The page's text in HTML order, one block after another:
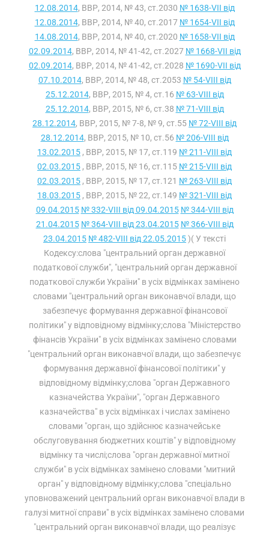
12.08.2014, ВВР, 2014, № 43, ст.2030 № 1638-VII від
12.08.2014, ВВР, 2014, № 40, ст.2017 № 1654-VII від
14.08.2014, ВВР, 2014, № 40, ст.2020 № 1658-VII від
02.09.2014, ВВР, 2014, № 41-42, ст.2027 № 1668-VII від
02.09.2014, ВВР, 2014, № 41-42, ст.2028 № 1690-VII від
07.10.2014, ВВР, 2014, № 48, ст.2053 № 54-VIII від
25.12.2014, ВВР, 2015, № 4, ст.16 № 63-VIII від
25.12.2014, ВВР, 2015, № 6, ст.38 № 71-VIII від
28.12.2014, ВВР, 2015, № 7-8, № 9, ст.55 № 72-VIII від
28.12.2014, ВВР, 2015, № 10, ст.56 № 206-VIII від
13.02.2015 , ВВР, 2015, № 17, ст.119 № 211-VIII від
02.03.2015 , ВВР, 2015, № 16, ст.115 № 215-VIII від
02.03.2015 , ВВР, 2015, № 17, ст.121 № 263-VIII від
18.03.2015 , ВВР, 2015, № 22, ст.149 № 321-VIII від
09.04.2015 № 332-VIII від 09.04.2015 № 344-VIII від
21.04.2015 № 364-VIII від 23.04.2015 № 366-VIII від
23.04.2015 № 482-VIII від 22.05.2015)( У тексті
Кодексу:слова "центральний орган державної
податкової служби", "центральний орган державної
податкової служби України" в усіх відмінках замінено
словами "центральний орган виконавчої влади, що
забезпечує формування державної фінансової
політики" у відповідному відмінку;слова "Міністерство
фінансів України" в усіх відмінках замінено словами
"центральний орган виконавчої влади, що забезпечує
формування державної фінансової політики" у
відповідному відмінку;слова "орган Державного
казначейства України", "орган Державного
казначейства" в усіх відмінках і числах замінено
словами "орган, що здійснює казначейське
обслуговування бюджетних коштів" у відповідному
відмінку та числі;слова "орган державної митної
служби" в усіх відмінках замінено словами "митний
орган" у відповідному відмінку;слова "спеціально
уповноважений центральний орган виконавчої влади в
галузі митної справи" в усіх відмінках замінено словами
"центральний орган виконавчої влади, що реалізує